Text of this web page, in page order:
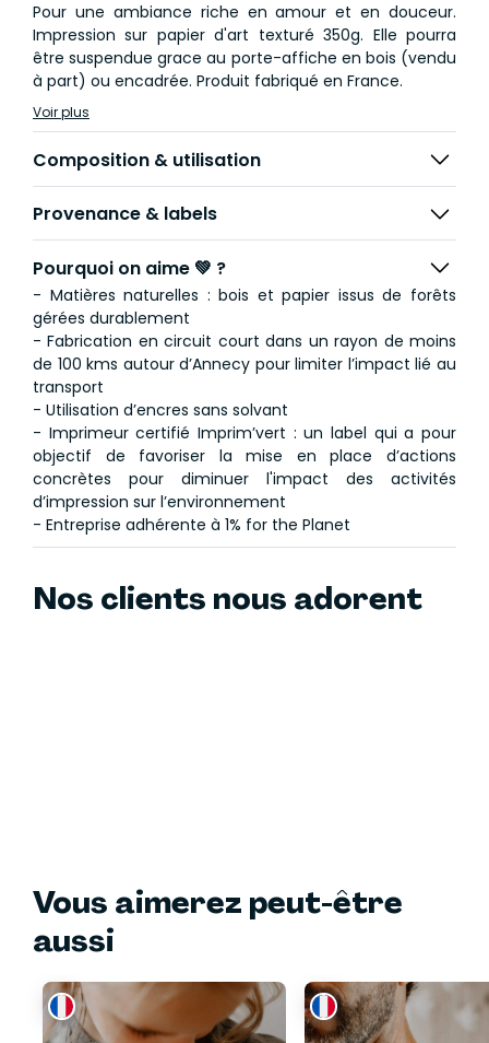
Pour une ambiance riche en amour et en douceur.
Impression sur papier d'art texturé 350g. Elle pourra
être suspendue grace au porte-affiche en bois (vendu
à part) ou encadrée. Produit fabriqué en France.
Voir plus
Composition & utilisation
Provenance & labels
Pourquoi on aime 💚 ?
- Matières naturelles : bois et papier issus de forêts
gérées durablement
- Fabrication en circuit court dans un rayon de moins
de 100 kms autour d’Annecy pour limiter l’impact lié au
transport
- Utilisation d’encres sans solvant
- Imprimeur certifié Imprim’vert : un label qui a pour
objectif de favoriser la mise en place d’actions
concrètes pour diminuer l'impact des activités
d’impression sur l’environnement
- Entreprise adhérente à 1% for the Planet
Nos clients nous adorent
Vous aimerez peut-être
aussi